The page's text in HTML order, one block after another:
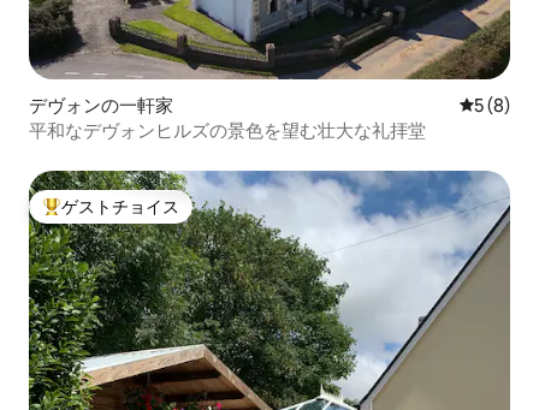
デヴォンの一軒家 レビュー
5 (8)
平和なデヴォンヒルズの景色を望む壮大な礼拝堂
大好評のゲストチョイスです。
ゲストチョイス